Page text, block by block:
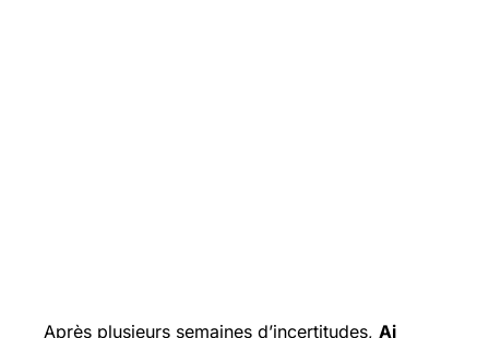
Après plusieurs semaines d’incertitudes, Ai